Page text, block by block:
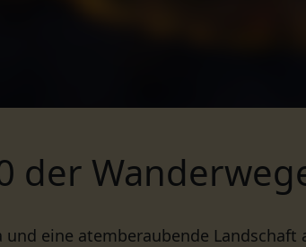
der
und eine atemberaubende Landschaft